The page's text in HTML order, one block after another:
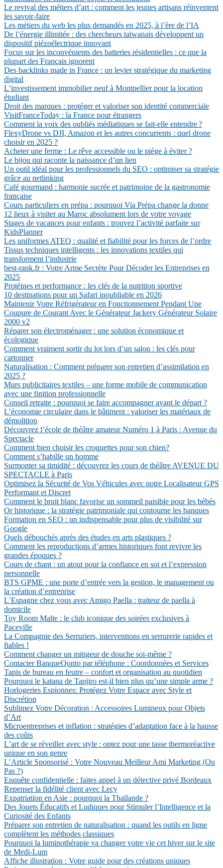
Le revival des métiers d’art : comment les jeunes artisans réinventent
les savoir-faire
Les métiers du web les plus demandés en 2025, à l’ère de l’IA
De l’énergie illimitée : des chercheurs taïwanais développent un
dispositif piézoélectrique innovant
Focus sur les inconvénients des batteries résidentielles : ce que la
plupart des Français ignorent
Des backlinks made in France : un levier stratégique du marketing
digital
L’investissement immobilier neuf à Montpellier pour la location
étudiant
Droit des marques : protéger et valoriser son identité commerciale
VisitFranceToday : la France pour étrangers
Comment la voix des oubliés médiatiques se fait-elle entendre ?
FlexyDrone vs DJI, Amazon et les autres concurrents : quel drone
choisir en 2025 ?
Acheter une ferme : Le rêve accessible ou le piège à éviter ?
Le bijou qui raconte la naissance d’un lien
Un outil idéal pour les professionnels du SEO : optimiser sa stratégie
grâce au netlinking
Café gourmand : harmonie sucrée et patrimoine de la gastronomie
française
Cours particuliers en prépa : pourquoi Via Prépa change la donne
12 lieux à visiter au Maroc absolument lors de votre voyage
Stages de vacances pour enfants : trouvez l’activité parfaite sur
KidsPlanner
Les uniformes ATEQ : qualité et fiabilité pour les forces de l’ordre
Tissus techniques intelligents : les innovations textiles qui
transforment l’industrie
best-rank.fr : Votre Arme Secrète Pour Décoder les Entreprises en
2025
Protéines et performance : les clés de la nutrition sportive
10 destinations pour un Safari inoubliable en 2026
Maintenir Votre Réfrigérateur en Fonctionnement Pendant Une
Coupure de Courant Avec le Générateur Jackery Générateur Solaire
2000 v2
Réparer son électroménager : une solution économique et
écologique
Comment vraiment sortir du lot lors d’un salon : les clés pour
cartonner
Naturalisation : Comment préparer son entretien d’assimilation en
2025 ?
Murs publicitaires textiles – une forme mobile de communication
avec une finition professionnelle
Conseil retraite : pourquoi se faire accompagner avant le départ ?
L’économie circulaire dans le bâtiment : valoriser les matériaux de
démolition
Découvrez l’école de théâtre amateur Numéro 1 à Paris : Avenue du
Spectacle
Comment bien choisir les croquettes pour son chien?
Comment s’habille un homme
Surmonter sa timidité : découvrez les cours de théâtre AVENUE DU
SPECTACLE à Paris
Optimisez la Sécurité de Vos Véhicules avec notre Localisateur GPS
Performant et Discret
Comment le bruit blanc favorise un sommeil paisible pour les bébés
Or historique : la stratégie patrimoniale qui contourne les banques
Formation en SEO : un indispensable pour plus de visibilité sur
Google
Quels débouchés après des études en arts plastiques ?
Comment les reproductions d’armes historiques font revivre les
grandes époques ?
Cours de chant : un atout pour la confiance en soi et l’expression
personnelle
BTS GPME : une porte d’entrée vers la gestion, le management ou
la création d’entreprise
L’Espagne chez vous avec Amigo Paella : traiteur de paella à
domicile
Toy Room Malte : le club iconique des soirées exclusives à
Paceville
La Compagnie des Serruriers, interventions en serrurerie rapides et
fiables !
Comment changer un mitigeur de douche soi-même ?
Contacter BanqueQonto par téléphone : Coordonnées et Services
Tapis de bureau en feutre – confort et organisation au quotidien
Pourquoi le katana de Tanjiro est-il bien plus qu’une simple arme ?
Horlogeries Espionnes: Protégez Votre Espace avec Style et
Discrétion
Sublimez Votre Décoration : Accessoires Lumineux pour Objets
d’Art
Microentreprises et inflation : stratégies d’adaptation face à la hausse
des coûts
L’art de se réveiller avec style : optez pour une tasse thermoréactive
unique en son genre
L’Article Sponsorisé : Votre Nouveau Meilleur Ami Marketing (Ou
Pas ?)
Enquête confidentielle : faites appel à un détective privé Bordeaux
Repenser la fidélité client avec Lecy
Expatriation en Asie : pourquoi la Thaïlande ?
Des Jouets Éducatifs et Ludiques pour Stimuler l’Intelligence et la
Curiosité des Enfants
Préparer son entretien de naturalisation : quand les outils en ligne
complètent les méthodes classiques
Pourquoi la luminothérapie va changer votre vie cet hiver sur le site
de Medi-Lum
Affiche illustration : Votre guide pour des créations uniques